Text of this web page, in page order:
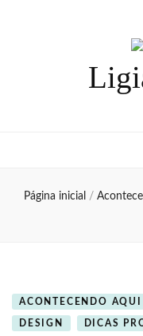
Página inicial /
ACONTECENDO AQUI
DESIGN DICAS